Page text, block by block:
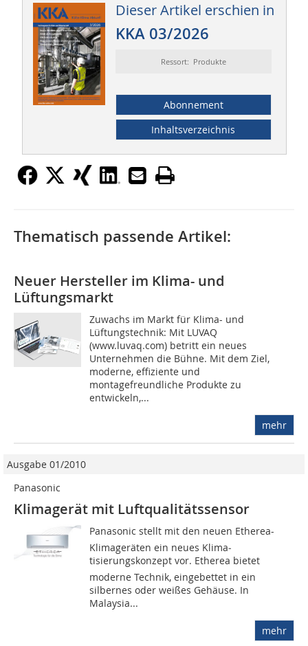
Dieser Artikel erschien in
KKA 03/2026
Ressort: Produkte
Abonnement
Inhaltsverzeichnis
Thematisch passende Artikel:
Neuer Hersteller im Klima- und
Lüftungsmarkt
Zuwachs im Markt für Klima- und
Lüftungstechnik: Mit LUVAQ
(www.luvaq.com) betritt ein neues
Unternehmen die Bühne. Mit dem Ziel,
moderne, effiziente und
montagefreundliche Produkte zu
entwickeln,...
mehr
Ausgabe 01/2010
Panasonic
Klimagerät mit Luft­qualitätssensor
Panasonic stellt mit den neuen Etherea-
Klimageräten ein neues Klima­
tisierungskonzept vor. Etherea bietet
moderne Technik, eingebettet in ein
silbernes oder weißes Gehäuse. In
Malaysia...
mehr